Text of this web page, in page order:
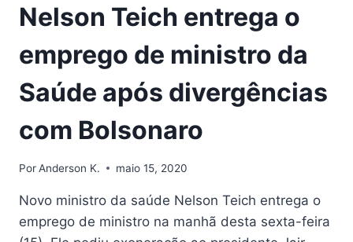
Nelson Teich entrega o
emprego de ministro da
Saúde após divergências
com Bolsonaro
PorAnderson K. maio 15, 2020
Novo ministro da saúde Nelson Teich entrega o
emprego de ministro na manhã desta sexta-feira